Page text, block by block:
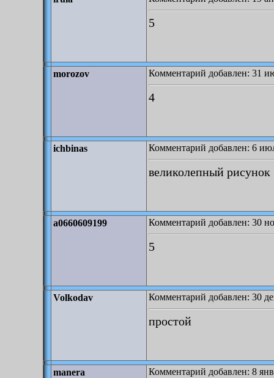
5
morozov Комментарий добавлен: 31
4
ichbinas Комментарий добавлен: 6
великолепный рисунок
a0660609199 Комментарий добавлен: 30
5
Volkodav Комментарий добавлен: 30
простой
manera Комментарий добавлен: 8